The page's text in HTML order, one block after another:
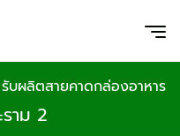
รับผลิตสายคาดกล่องอาหาร
าม 2